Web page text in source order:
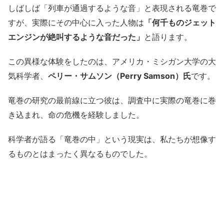
しばしば「列車が通過するような音」と表現される竜巻で
すが、実際にその中心に入った人物は 「何千ものジェット
エンジンが絶叫するような音だった」 と語ります。
この異様な体験をしたのは、アメリカ・ミシガン大学の大
気科学者、 ペリー・サムソン（Perry Samson）氏です。
竜巻の研究の最前線に立つ彼は、調査中に実際の竜巻に巻
き込まれ、命の危機を経験しました。
科学者が語る「竜巻の中」という現実は、私たちが想像す
るものとはまったく異なるものでした。